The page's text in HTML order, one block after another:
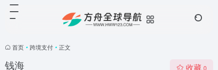
首页 • 跨境支付 • 正文
钱海 收藏 0